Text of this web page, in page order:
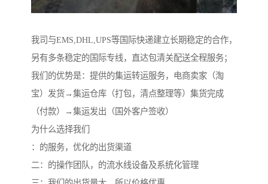
我司与EMS,DHL,UPS等国际快递建立长期稳定的合作，
另有多条稳定的国际专线，直达包清关配送全程服务；
我们的优势是：提供的集运转运服务，电商卖家（淘
宝）发货→集运仓库（打包，清点整理等）集货完成
（付款）→集运发出（国外客户签收）
为什么选择我们
：的服务，优化的出货渠道
二：的操作团队，的流水线设备及系统化管理